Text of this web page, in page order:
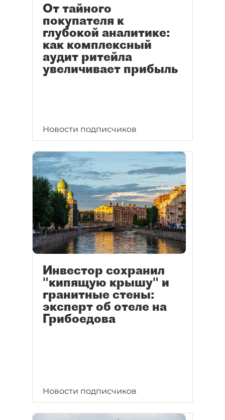
От тайного
покупателя к
глубокой аналитике:
как комплексный
аудит ритейла
увеличивает прибыль
Новости подписчиков
Инвестор сохранил
"кипящую крышу" и
гранитные стены:
эксперт об отеле на
Грибоедова
Новости подписчиков